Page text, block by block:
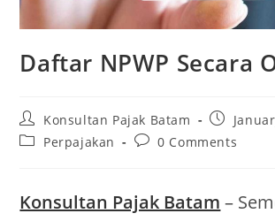
Daftar NPWP Secara
Konsultan Pajak Batam
Perpajakan
0 Comments
Konsultan Pajak Batam –